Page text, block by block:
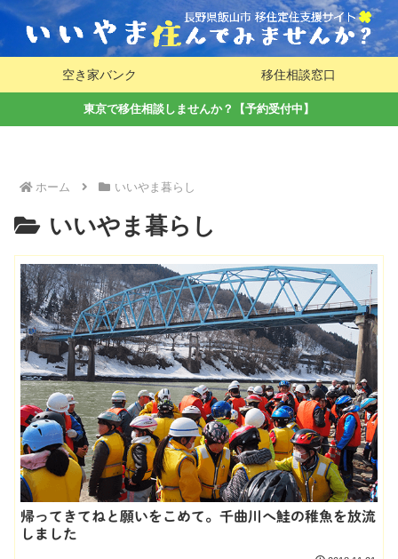
空き家バンク 移住相談窓口
東京で移住相談しませんか？【予約受付中】
ホーム いいやま暮らし
いいやま暮らし
帰ってきてねと願いをこめて。千曲川へ鮭の稚魚を放流
しました